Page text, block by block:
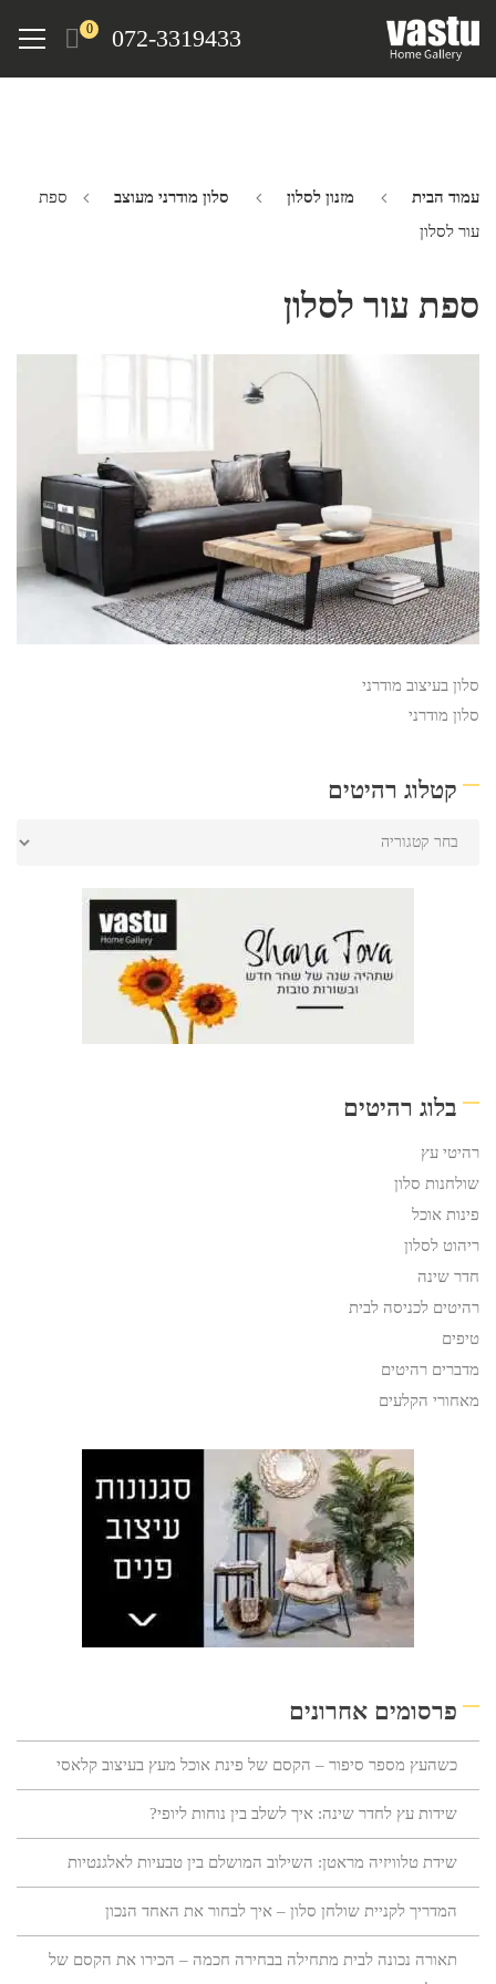
072-3319433
0
Menu
עמוד הבית מזנון לסלון סלון מודרני מעוצב
ספת
עור לסלון
ספת עור לסלון
סלון בעיצוב מודרני
סלון מודרני
קטלוג רהיטים
בלוג רהיטים
רהיטי עץ
שולחנות סלון
פינות אוכל
ריהוט לסלון
חדר שינה
רהיטים לכניסה לבית
טיפים
מדברים רהיטים
מאחורי הקלעים
פרסומים אחרונים
כשהעץ מספר סיפור – הקסם של פינת אוכל מעץ בעיצוב קלאסי
שידות עץ לחדר שינה: איך לשלב בין נוחות ליופי?
שידת טלוויזיה מראטן: השילוב המושלם בין טבעיות לאלגנטיות
המדריך לקניית שולחן סלון – איך לבחור את האחד הנכון
תאורה נכונה לבית מתחילה בבחירה חכמה – הכירו את הקסם של